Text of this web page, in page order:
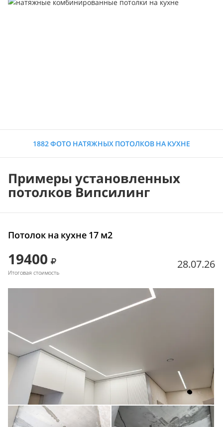
1882 ФОТО НАТЯЖНЫХ ПОТОЛКОВ НА КУХНЕ
Примеры установленных
потолков Випсилинг
Потолок на кухне 17 м2
19400
Итоговая стоимость
28.07.26